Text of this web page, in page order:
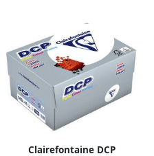
Clairefontaine DCP